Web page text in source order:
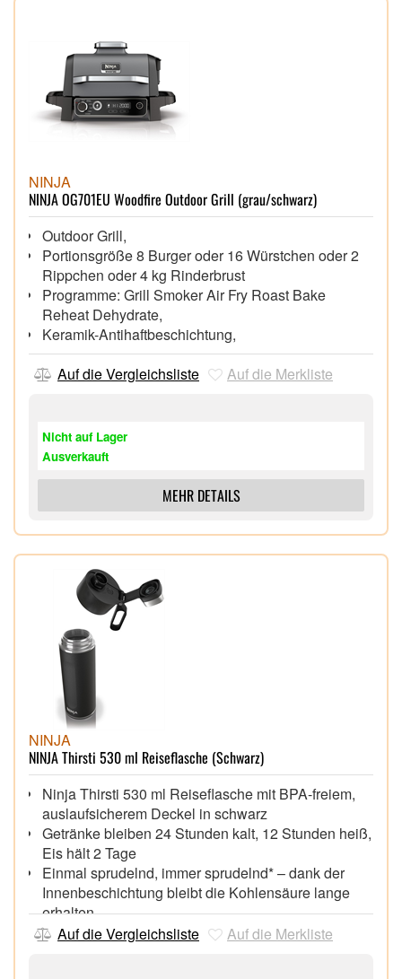
Schneebesen, integriertes Mahlwerk,
Reinigungsbürste, Reinigungsset, Starterpaket und
Rezeptheft
NINJA
NINJA OG701EU Woodfire Outdoor Grill (grau/schwarz)
Outdoor Grill,
Portionsgröße 8 Burger oder 16 Würstchen oder 2
Rippchen oder 4 kg Rinderbrust
Programme: Grill Smoker Air Fry Roast Bake
Reheat Dehydrate,
Keramik-Antihaftbeschichtung,
Auf die Vergleichsliste
Auf die Merkliste
Nicht auf Lager
Ausverkauft
MEHR DETAILS
NINJA
NINJA Thirsti 530 ml Reiseflasche (Schwarz)
Ninja Thirsti 530 ml Reiseflasche mit BPA-freiem,
auslaufsicherem Deckel in schwarz
Getränke bleiben 24 Stunden kalt, 12 Stunden heiß,
Eis hält 2 Tage
Einmal sprudelnd, immer sprudelnd* – dank der
Innenbeschichtung bleibt die Kohlensäure lange
erhalten
Geeignet für jedes Getränk – perfekt für stilles und
Auf die Vergleichsliste Auf die Merkliste